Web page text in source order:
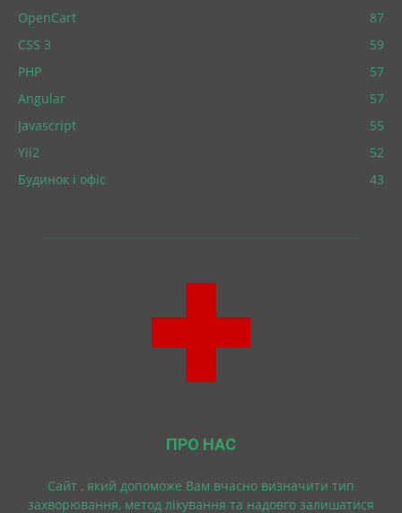
OpenCart
87
CSS 3
59
PHP
57
Angular
57
Javascript
55
Yii2
52
Будинок і офіс
43
ПРО НАС
Cайт , який допоможе Вам вчасно визначити тип
захворювання, метод лікування та надовго залишатися